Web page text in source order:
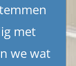
met
we wat